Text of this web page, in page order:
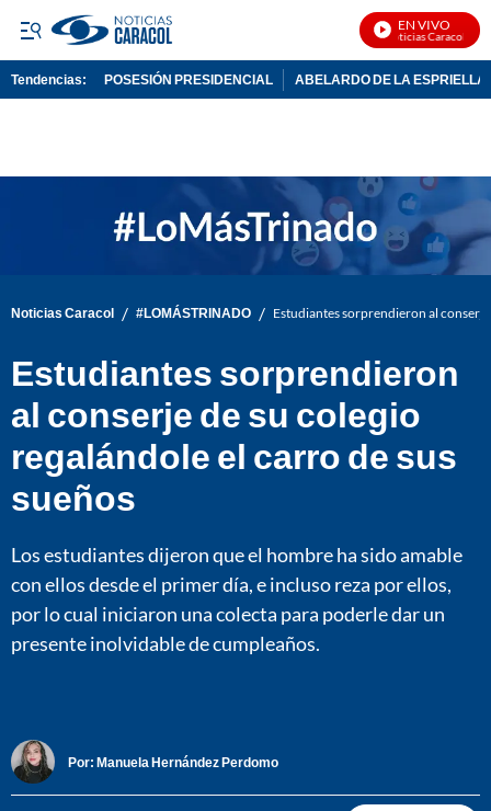
EN VIVO
Noticias Caracol En
Tendencias: POSESIÓN PRESIDENCIAL ABELARDO DE LA ESPRIELLA
Noticias Caracol / #LOMÁSTRINADO / Estudiantes sorprendieron al
Estudiantes sorprendieron
al conserje de su colegio
regalándole el carro de sus
sueños
Los estudiantes dijeron que el hombre ha sido amable
con ellos desde el primer día, e incluso reza por ellos,
por lo cual iniciaron una colecta para poderle dar un
presente inolvidable de cumpleaños.
Por: Manuela Hernández Perdomo